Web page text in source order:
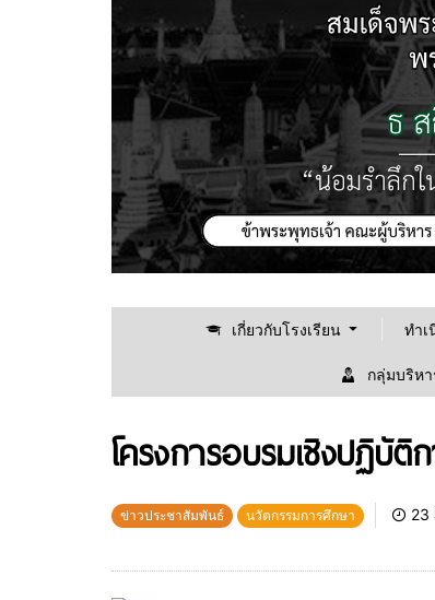
เกี่ยวกับโรงเรียน ทำเ
กลุ่มบริห
โครงการอบรมเชิงปฏิบั
ข่าวประชาสัมพันธ์ นวัตกรรมการศึกษา 23